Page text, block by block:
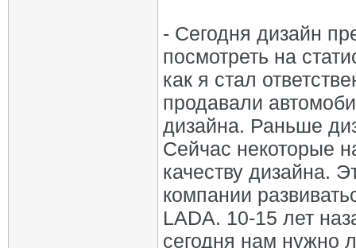
- Сегодня дизайн
посмотреть на
как я стал
продавали
дизайна. Раньше
Сейчас некоторые
качеству дизайна.
компании
LADA. 10-15 лет
сегодня нам нужно